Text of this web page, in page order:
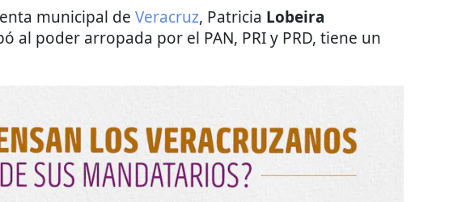
municipal de Veracruz, Patricia Lobeira
al poder arropada por el PAN, PRI y PRD, tiene un